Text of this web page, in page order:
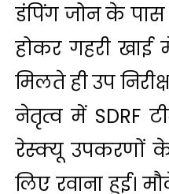
डंपिंग जोन के पास
होकर गहरी खाई
मिलते ही उप
नेतृत्व में SDRF
रेस्क्यू उपकरणों
लिए रवाना हुई।